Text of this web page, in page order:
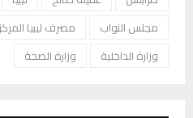
مجلس النواب
مصرف ليبيا
وزارة الداخلية
وزارة الصحة